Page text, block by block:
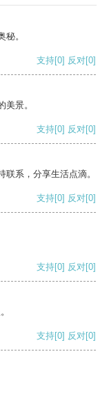
。
支持[0] 反对[0]
景。
支持[0] 反对[0]
系，分享生活点滴。
支持[0] 反对[0]
支持[0] 反对[0]
支持[0] 反对[0]